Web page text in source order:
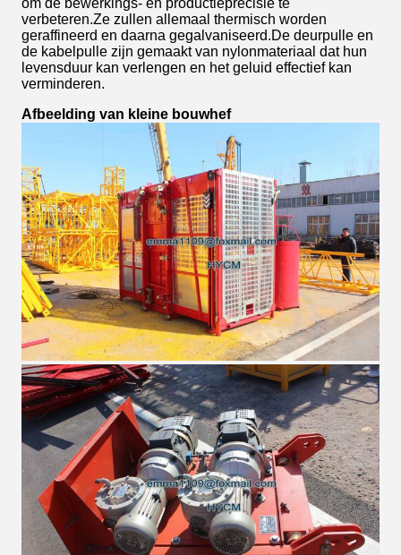
om de bewerkings- en productieprecisie te
verbeteren.Ze zullen allemaal thermisch worden
geraffineerd en daarna gegalvaniseerd.De deurpulle en
de kabelpulle zijn gemaakt van nylonmateriaal dat hun
levensduur kan verlengen en het geluid effectief kan
verminderen.
Afbeelding van kleine bouwhef